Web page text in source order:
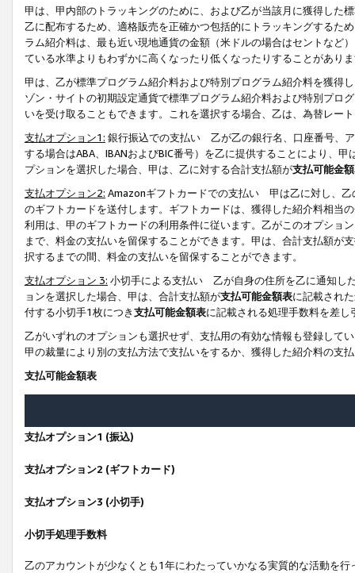
甲は、甲内部のトラッキングのために、および乙が当該月に獲得した
乙に配布するため、適格販売を正確かつ包括的にトラッキングするた
ラム紹介料は、最も近い現地通貨の金額（米ドルの場合はセントなど
ている水準よりもわずかに高くなったり低くなったりすることがあり
甲は、乙が標準プログラム紹介料および特別プログラム紹介料を獲得
ゾン・サイトの初期設定通貨で標準プログラム紹介料および特別プロ
いを受け取ることもできます。これを選択する場合、乙は、為替レー
支払オプション1: 銀行振込での支払い 乙が乙の銀行名、口座番号、
する場合はABA、IBANおよびBIC番号）を乙に提供することにより、
プションを選択した場合、甲は、乙に対する合計支払額が支払可能金
支払オプション2: Amazonギフトカードでの支払い 甲は乙に対し、乙
のギフトカードを送付します。ギフトカードは、獲得した紹介料相当
利用は、甲のギフトカードの利用条件に従います。乙がこのオプショ
まで、料金の支払いを留保することができます。甲は、合計支払額が
択するまでの間、料金の支払いを留保することができます。
支払オプション 3: 小切手による支払い 乙が自身の住所を乙に通知し
ョンを選択した場合、甲は、合計支払額が支払可能金額表に記載され
付する小切手1枚につき支払可能金額表に記載される処理手数料を差し
乙がいずれのオプションも選択せず、支払用の有効な情報も登録して
甲の裁量により別の支払方法で支払いをするか、獲得した紹介料の支
支払可能金額表
支払オプション1 (振込)
支払オプション2 (ギフトカード)
支払オプション3 (小切手)
小切手処理手数料
乙のアカウントが少なくとも1年にわたっていかなる実質的な活動を